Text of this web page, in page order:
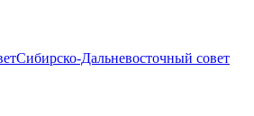
Сибирско-Дальневосточный совет